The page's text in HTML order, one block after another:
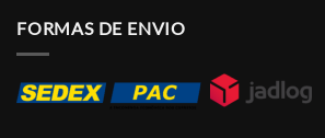
FORMAS DE ENVIO